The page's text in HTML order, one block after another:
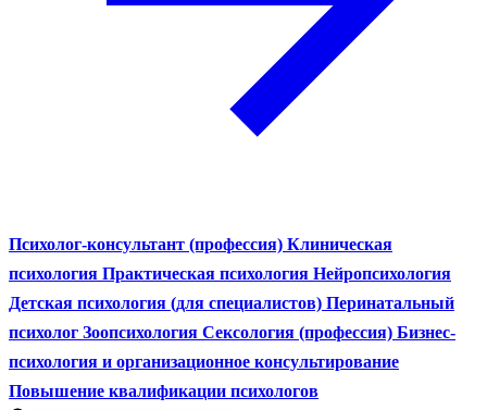
Психолог-консультант (профессия) Клиническая
психология Практическая психология Нейропсихология
Детская психология (для специалистов) Перинатальный
психолог Зоопсихология Сексология (профессия) Бизнес-
психология и организационное консультирование
Повышение квалификации психологов